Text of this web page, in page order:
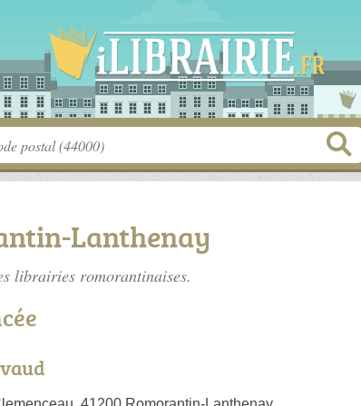
Lanthenay
librairies romorantinaises.